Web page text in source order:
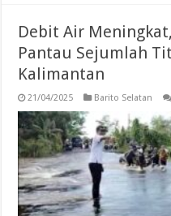
Debit Air
Pantau Sejumlah
Kalimantan
21/04/2025 Barito Selatan